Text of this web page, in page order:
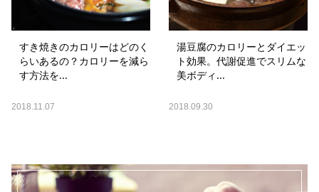
すき焼きのカロリーはどのく
らいあるの？カロリーを減ら
す方法を...
2018.11.07
湯豆腐のカロリーとダイエッ
ト効果。代謝促進でスリムな
美ボディ...
2018.09.30